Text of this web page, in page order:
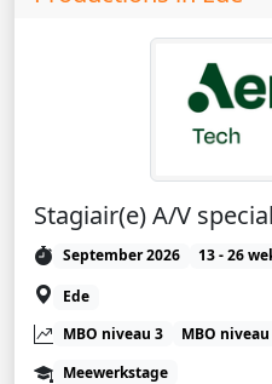
Stagiair(e) A/V
September 2026 13 - 26
Ede
MBO niveau 3
MBO niveau
Meewerkstage